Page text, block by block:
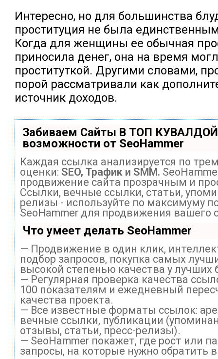
Интересно, но для большинства
проституция не была
Когда для женщины ее обычная
приносила денег, она на время
проституткой. Другими словами,
порой рассматривали как
источник доходов.
Забиваем Сайты В ТОП
возможности от SeoHammer
Каждая ссылка анализируется по
оценки: SEO, Трафик и SMM.
продвижение сайта прозрачным и
Ссылки, вечные ссылки, статьи,
релизы - используйте по максимуму
SeoHammer для продвижения вашего
Что умеет делать SeoHammer
— Продвижение в один клик,
подбор запросов, покупка самых
высокой степенью качества у лучших
— Регулярная проверка качества
100 показателям и ежедневный
качества проекта.
— Все известные форматы ссылок:
вечные ссылки, публикации
отзывы, статьи, пресс-релизы).
— SeoHammer покажет, где рост или
запросы, на которые нужно обратить